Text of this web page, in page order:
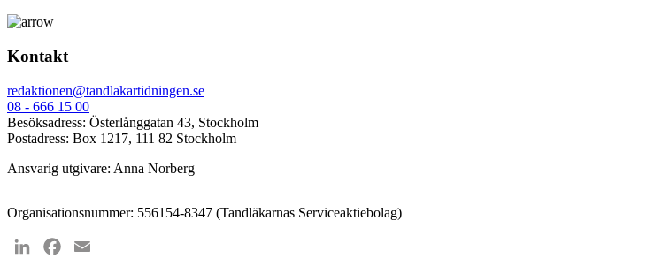
Kontakt
redaktionen@tandlakartidningen.se
08 - 666 15 00
Besöksadress: Österlånggatan 43, Stockholm
Postadress: Box 1217, 111 82 Stockholm
Ansvarig utgivare: Anna Norberg
Organisationsnummer: 556154-8347 (Tandläkarnas Serviceaktiebolag)
LinkedInFacebook